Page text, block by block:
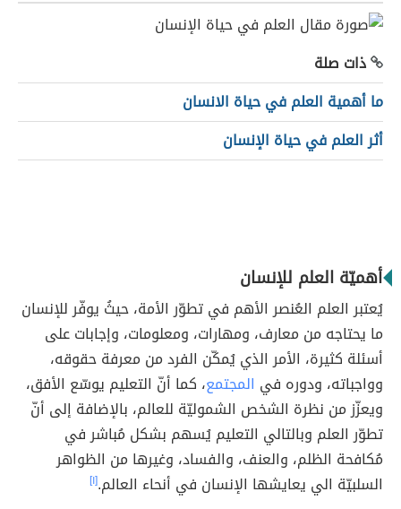
ذات صلة
ما أهمية العلم في حياة الانسان
أثر العلم في حياة الإنسان
أهميّة العلم للإنسان
يُعتبر العلم العُنصر الأهم في تطوّر الأمة، حيثُ يوفّر للإنسان
ما يحتاجه من معارف، ومهارات، ومعلومات، وإجابات على
أسئلة كثيرة، الأمر الذي يُمكّن الفرد من معرفة حقوقه،
وواجباته، ودوره في المجتمع، كما أنّ التعليم يوسّع الأفق،
ويعزّز من نظرة الشخص الشموليّة للعالم، بالإضافة إلى أنّ
تطوّر العلم وبالتالي التعليم يُسهم بشكل مُباشر في
مُكافحة الظلم، والعنف، والفساد، وغيرها من الظواهر
السلبيّة الي يعايشها الإنسان في أنحاء العالم.[١]